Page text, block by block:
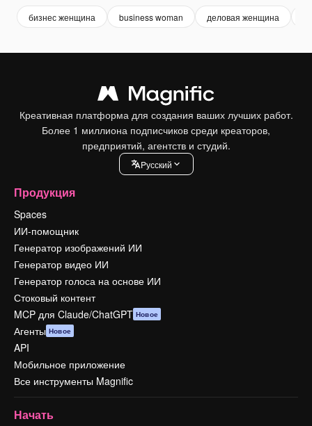
бизнес женщина business woman деловая женщина
Креативная платформа для создания ваших лучших работ.
Более 1 миллиона подписчиков среди креаторов,
предприятий, агентств и студий.
Pусский
Продукция
Spaces
ИИ-помощник
Генератор изображений ИИ
Генератор видео ИИ
Генератор голоса на основе ИИ
Стоковый контент
MCP для Claude/ChatGPT Новое
Агенты Новое
API
Мобильное приложение
Все инструменты Magnific
Начать